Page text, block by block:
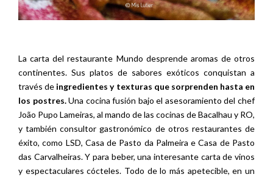
La carta del restaurante Mundo desprende aromas de otros
continentes. Sus platos de sabores exóticos conquistan a
través de ingredientes y texturas que sorprenden hasta en
los postres.Una cocina fusión bajo el asesoramiento del chef
João Pupo Lameiras, al mando de las cocinas de Bacalhau y RO,
y también consultor gastronómico de otros restaurantes de
éxito, como LSD, Casa de Pasto da Palmeira e Casa de Pasto
das Carvalheiras. Y para beber, una interesante carta de vinos
y espectaculares cócteles. Todo de lo más apetecible, en un